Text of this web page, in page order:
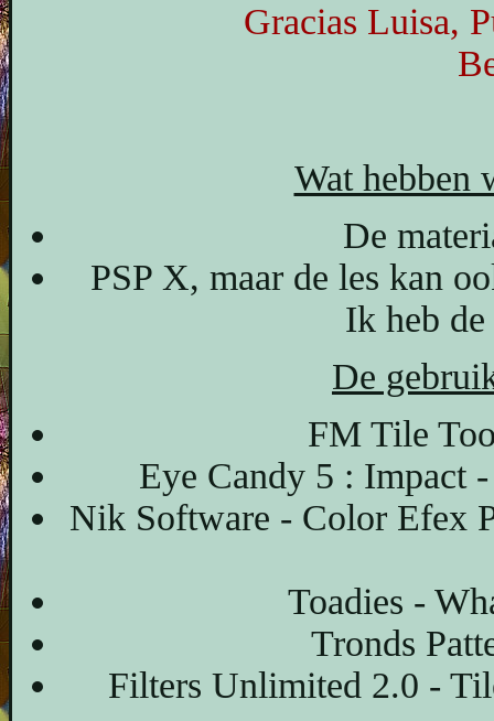
Gracias Luisa,
Wat hebben
De
PSP X, maar de les kan
Ik heb de
De
FM Tile
Eye Candy 5 : Impact
Nik Software - Color Efex
Toadies -
Tronds
Filters Unlimited 2.0 -